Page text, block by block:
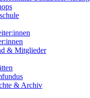
& Mitglieder
& Archiv